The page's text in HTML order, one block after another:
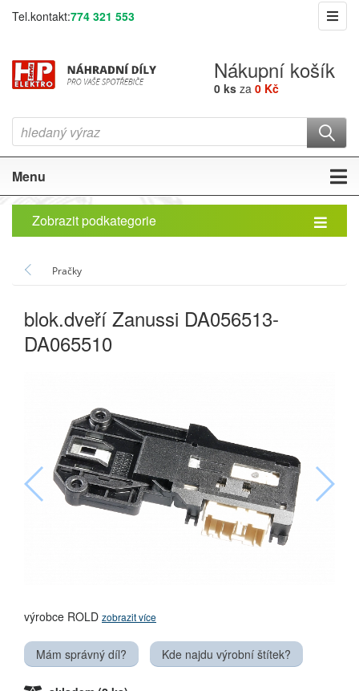
Tel.kontakt:774 321 553
Nákupní košík
0 ks za 0 Kč
Menu
Zobrazit podkategorie
Pračky
blok.dveří Zanussi DA056513-
DA065510
výrobce ROLD zobrazit více
Mám správný díl? Kde najdu výrobní štítek?